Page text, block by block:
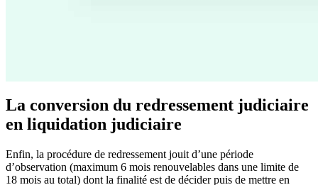
La conversion du redressement judiciaire
en liquidation judiciaire
Enfin, la procédure de redressement jouit d’une période
d’observation (maximum 6 mois renouvelables dans une limite de
18 mois au total) dont la finalité est de décider puis de mettre en